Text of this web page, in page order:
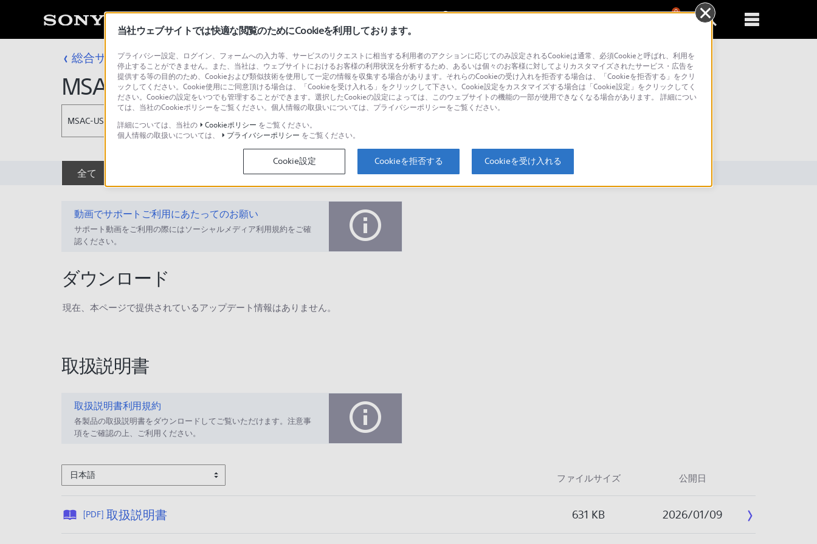
0
総合サポート・お問い合わせ アクセサリー
MSAC-US40
MSAC-US40
全て 取扱説明書 Q&A
動画でサポートご利用にあたってのお願い
サポート動画をご利用の際にはソーシャルメディア利用規約をご確
認ください。
ダウンロード
現在、本ページで提供されているアップデート情報はありません。
取扱説明書
取扱説明書利用規約
各製品の取扱説明書をダウンロードしてご覧いただけます。注意事
項をご確認の上、ご利用ください。
日本語 ファイルサイズ 公開日
[PDF] 取扱説明書公
631 KB 2026/01/09
当社ウェブサイトでは快適な閲覧のためにCookieを利用しております。
プライバシー設定、ログイン、フォームへの入力等、サービスのリクエストに相当する利用者のアクションに応じてのみ設定されるCookieは通常、必須Cookieと呼ばれ、利用を
停止することができません。また、当社は、ウェブサイトにおけるお客様の利用状況を分析するため、あるいは個々のお客様に対してよりカスタマイズされたサービス・広告を
提供する等の目的のため、Cookieおよび類似技術を使用して一定の情報を収集する場合があります。それらのCookieの受け入れを拒否する場合は、「Cookieを拒否する」をクリ
ックしてください。Cookie使用にご同意頂ける場合は、「Cookieを受け入れる」をクリックして下さい。Cookie設定をカスタマイズする場合は「Cookie設定」をクリックしてく
ださい。Cookieの設定をいつでも管理することができます。選択したCookieの設定によっては、このウェブサイトの機能の一部が使用できなくなる場合があります。 詳細につい
ては、当社のCookieポリシーをご覧ください。個人情報の取扱いについては、プライバシーポリシーをご覧ください。
詳細については、当社の
Cookieポリシー をご覧ください。
個人情報の取扱いについては、
プライバシーポリシー をご覧ください。
Cookie設定 Cookieを拒否する Cookieを受け入れる